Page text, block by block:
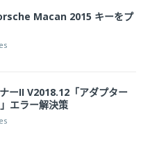
Macan 2015 キーをプ
ーII V2018.12「アダプター
エラー解決策